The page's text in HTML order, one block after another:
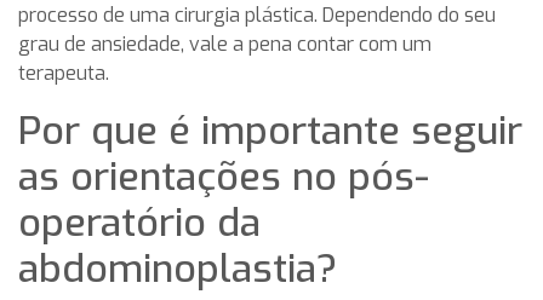
processo de uma cirurgia plástica. Dependendo do seu
grau de ansiedade, vale a pena contar com um
terapeuta.
Por que é importante seguir
as orientações no pós-
operatório da
abdominoplastia?